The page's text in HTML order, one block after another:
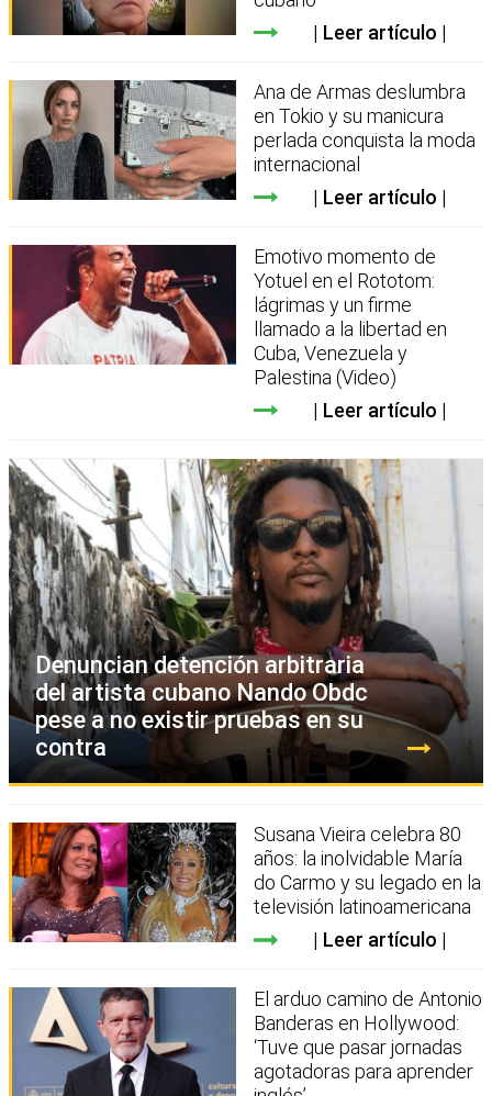
Leer artículo
Ana de Armas deslumbra
en Tokio y su manicura
perlada conquista la moda
internacional
Leer artículo
Emotivo momento de
Yotuel en el Rototom:
lágrimas y un firme
llamado a la libertad en
Cuba, Venezuela y
Palestina (Video)
Leer artículo
Denuncian detención arbitraria
del artista cubano Nando Obdc
pese a no existir pruebas en su
contra
Susana Vieira celebra 80
años: la inolvidable María
do Carmo y su legado en la
televisión latinoamericana
Leer artículo
El arduo camino de Antonio
Banderas en Hollywood:
‘Tuve que pasar jornadas
agotadoras para aprender